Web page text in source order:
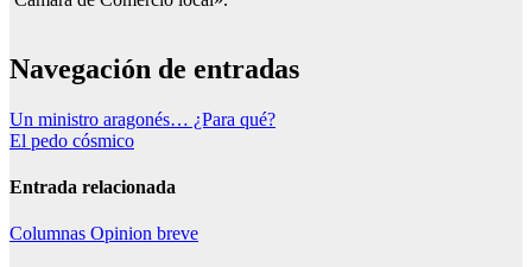
Navegación de entradas
Un ministro aragonés… ¿Para qué?
El pedo cósmico
Entrada relacionada
Columnas Opinion breve